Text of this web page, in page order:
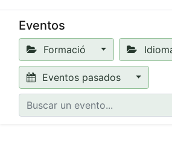
Eventos
Formació
Eventos pasados